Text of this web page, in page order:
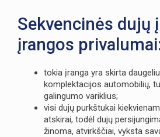
Sekvencinės dujų
įrangos
tokia įranga yra skirta
komplektacijos automobilių,
galingumo variklius;
visi dujų purkštukai
atskirai, todėl dujų
žinoma, atvirkščiai, vyksta